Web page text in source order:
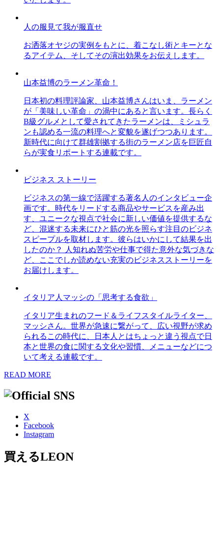
人の服見て我が服直せ
お洒落オヤジの実例をもとに、着こなし術とキーとな
るアイテム、そしてその演出効果をお伝えします。
山本益博のラーメン革命！
日本初の料理評論家、山本益博さんはいま、ラーメン
が「美味しい革命」の渦中にあると言います。長らく
B級グルメとして愛されてきたラーメンは、ミシュラ
ンも認める一流の料理へと変貌を遂げつつあります。
新時代に向けて群雄割拠する街のラーメン店を巨匠自
らが実食リポートする連載です。
ビジネス ストーリー
ビジネスの第一線で活躍する著名人のインタビュー企
画です。時代をリードする商品やサービスを産み出
す、ユニークな視点で社会に新しい価値を提供するな
ど、混迷する未来にひと筋の光を照らす注目のビジネ
スピープルを取材します。彼らはいかにして結果を出
したのか？ 人知れぬ苦労や仕事で得た意外な気づきな
ど、ここでしか読めない充実のビジネスストーリーを
お届けします。
イタリア人マッシの「思考する食欲」
イタリア生まれのフード＆ライフスタイルライター、
マッシさん。世界が急速に繋がって、広い視野が求め
られるこの時代に、日本人とはちょっと違う視点で日
本と世界の食に関する文化や習慣、メニューなどにつ
いて考える連載です。
READ MORE
X
Facebook
Instagram
買えるLEON